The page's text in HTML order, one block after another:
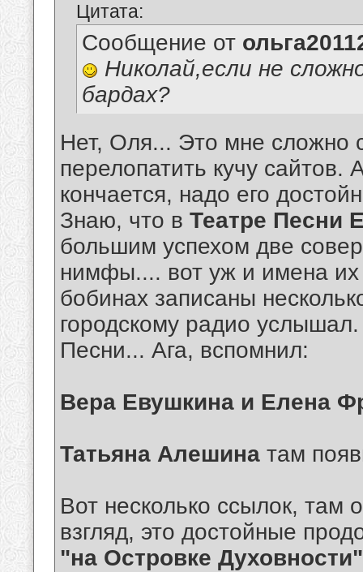
Цитата:
Сообщение от
Николай,если не
бардах?
Нет, Оля... Это мне сложно
перелопатить кучу сайтов.
кончается, надо его
Знаю, что в Театре Песни
большим успехом две
нимфы.... вот уж и имена
бобинах записаны
городскому радио
Песни... Ага, вспомнил:
Вера Евушкина и Елена
Татьяна Алешина там
Вот несколько ссылок, там
взгляд, это достойные
"на Островке